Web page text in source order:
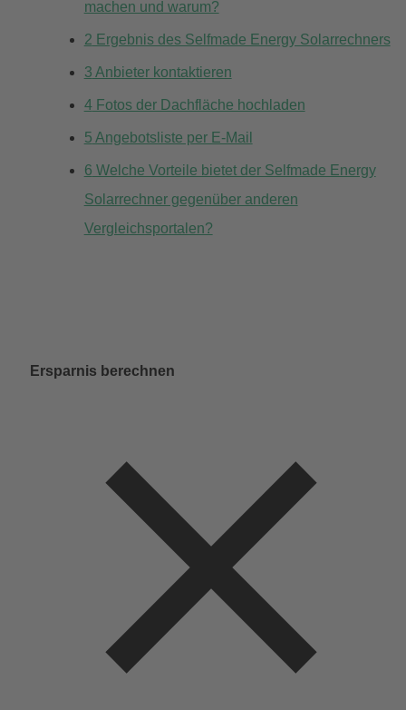
machen und warum?
2 Ergebnis des Selfmade Energy Solarrechners
3 Anbieter kontaktieren
4Fotos der Dachfläche hochladen
5 Angebotsliste per E-Mail
6 Welche Vorteile bietet der Selfmade Energy
Solarrechner gegenüber anderen
Vergleichsportalen?
Ersparnis berechnen